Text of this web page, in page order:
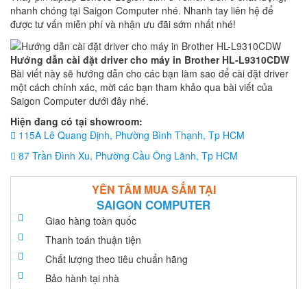
nhanh chóng tại Saigon Computer nhé. Nhanh tay liên hệ để
được tư vấn miễn phí và nhận ưu đãi sớm nhất nhé!
Hướng dẫn cài đặt driver cho máy in Brother HL-L9310CDW
Bài viết này sẽ hướng dẫn cho các bạn làm sao để cài đặt driver
một cách chính xác, mời các bạn tham khảo qua bài viết của
Saigon Computer dưới đây nhé.
Hiện đang có tại showroom:
115A Lê Quang Định, Phường Bình Thạnh, Tp HCM
87 Trần Đình Xu, Phường Cầu Ông Lãnh, Tp HCM
YÊN TÂM MUA SẮM TẠI
SAIGON COMPUTER
Giao hàng toàn quốc
Thanh toán thuận tiện
Chất lượng theo tiêu chuẩn hãng
Bảo hành tại nhà